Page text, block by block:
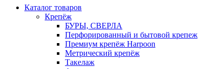
Каталог товаров
Крепёж
БУРЫ, СВЕРЛА
Перфорированный и бытовой крепеж
Премиум крепёж Harpoon
Метрический крепёж
Такелаж